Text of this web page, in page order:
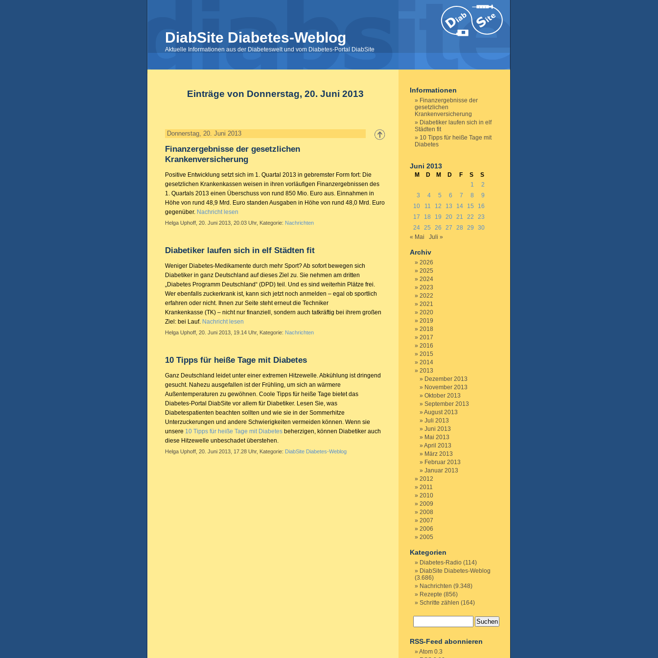
DiabSite Diabetes-Weblog
Aktuelle Informationen aus der Diabeteswelt und vom Diabetes-Portal DiabSite
Einträge von Donnerstag, 20. Juni 2013
Donnerstag, 20. Juni 2013
Finanzergebnisse der gesetzlichen
Krankenversicherung
Positive Entwicklung setzt sich im 1. Quartal 2013 in gebremster Form fort: Die
gesetzlichen Krankenkassen weisen in ihren vorläufigen Finanzergebnissen des
1. Quartals 2013 einen Überschuss von rund 850 Mio. Euro aus. Einnahmen in
Höhe von rund 48,9 Mrd. Euro standen Ausgaben in Höhe von rund 48,0 Mrd. Euro
gegenüber. Nachricht lesen
Helga Uphoff, 20. Juni 2013, 20.03 Uhr, Kategorie: Nachrichten
Diabetiker laufen sich in elf Städten fit
Weniger Diabetes-Medikamente durch mehr Sport? Ab sofort bewegen sich
Diabetiker in ganz Deutschland auf dieses Ziel zu. Sie nehmen am dritten
„Diabetes Programm Deutschland“ (DPD) teil. Und es sind weiterhin Plätze frei.
Wer ebenfalls zuckerkrank ist, kann sich jetzt noch anmelden – egal ob sportlich
erfahren oder nicht. Ihnen zur Seite steht erneut die Techniker
Krankenkasse (TK) – nicht nur finanziell, sondern auch tatkräftig bei ihrem großen
Ziel: bei Lauf. Nachricht lesen
Helga Uphoff, 20. Juni 2013, 19.14 Uhr, Kategorie: Nachrichten
10 Tipps für heiße Tage mit Diabetes
Ganz Deutschland leidet unter einer extremen Hitzewelle. Abkühlung ist dringend
gesucht. Nahezu ausgefallen ist der Frühling, um sich an wärmere
Außentemperaturen zu gewöhnen. Coole Tipps für heiße Tage bietet das
Diabetes-Portal DiabSite vor allem für Diabetiker. Lesen Sie, was
Diabetespatienten beachten sollten und wie sie in der Sommerhitze
Unterzuckerungen und andere Schwierigkeiten vermeiden können. Wenn sie
unsere 10 Tipps für heiße Tage mit Diabetes beherzigen, können Diabetiker auch
diese Hitzewelle unbeschadet überstehen.
Helga Uphoff, 20. Juni 2013, 17.28 Uhr, Kategorie: DiabSite Diabetes-Weblog
Informationen
Finanzergebnisse der
gesetzlichen
Krankenversicherung
Diabetiker laufen sich in elf
Städten fit
10 Tipps für heiße Tage mit
Diabetes
Juni 2013
M D M D F S
S
1
2
3
4 5 6 7 8
9
10
11 12 13 14 15
16
17
18 19 20 21 22
23
24 25 26 27 28 29
30
« Mai
Juli »
Archiv
2026
2025
2024
2023
2022
2021
2020
2019
2018
2017
2016
2015
2014
2013
Dezember 2013
November 2013
Oktober 2013
September 2013
August 2013
Juli 2013
Juni 2013
Mai 2013
April 2013
März 2013
Februar 2013
Januar 2013
2012
2011
2010
2009
2008
2007
2006
2005
Kategorien
Diabetes-Radio (114)
DiabSite Diabetes-Weblog
(3.686)
Nachrichten (9.348)
Rezepte (856)
Schritte zählen (164)
RSS-Feed abonnieren
Atom 0.3